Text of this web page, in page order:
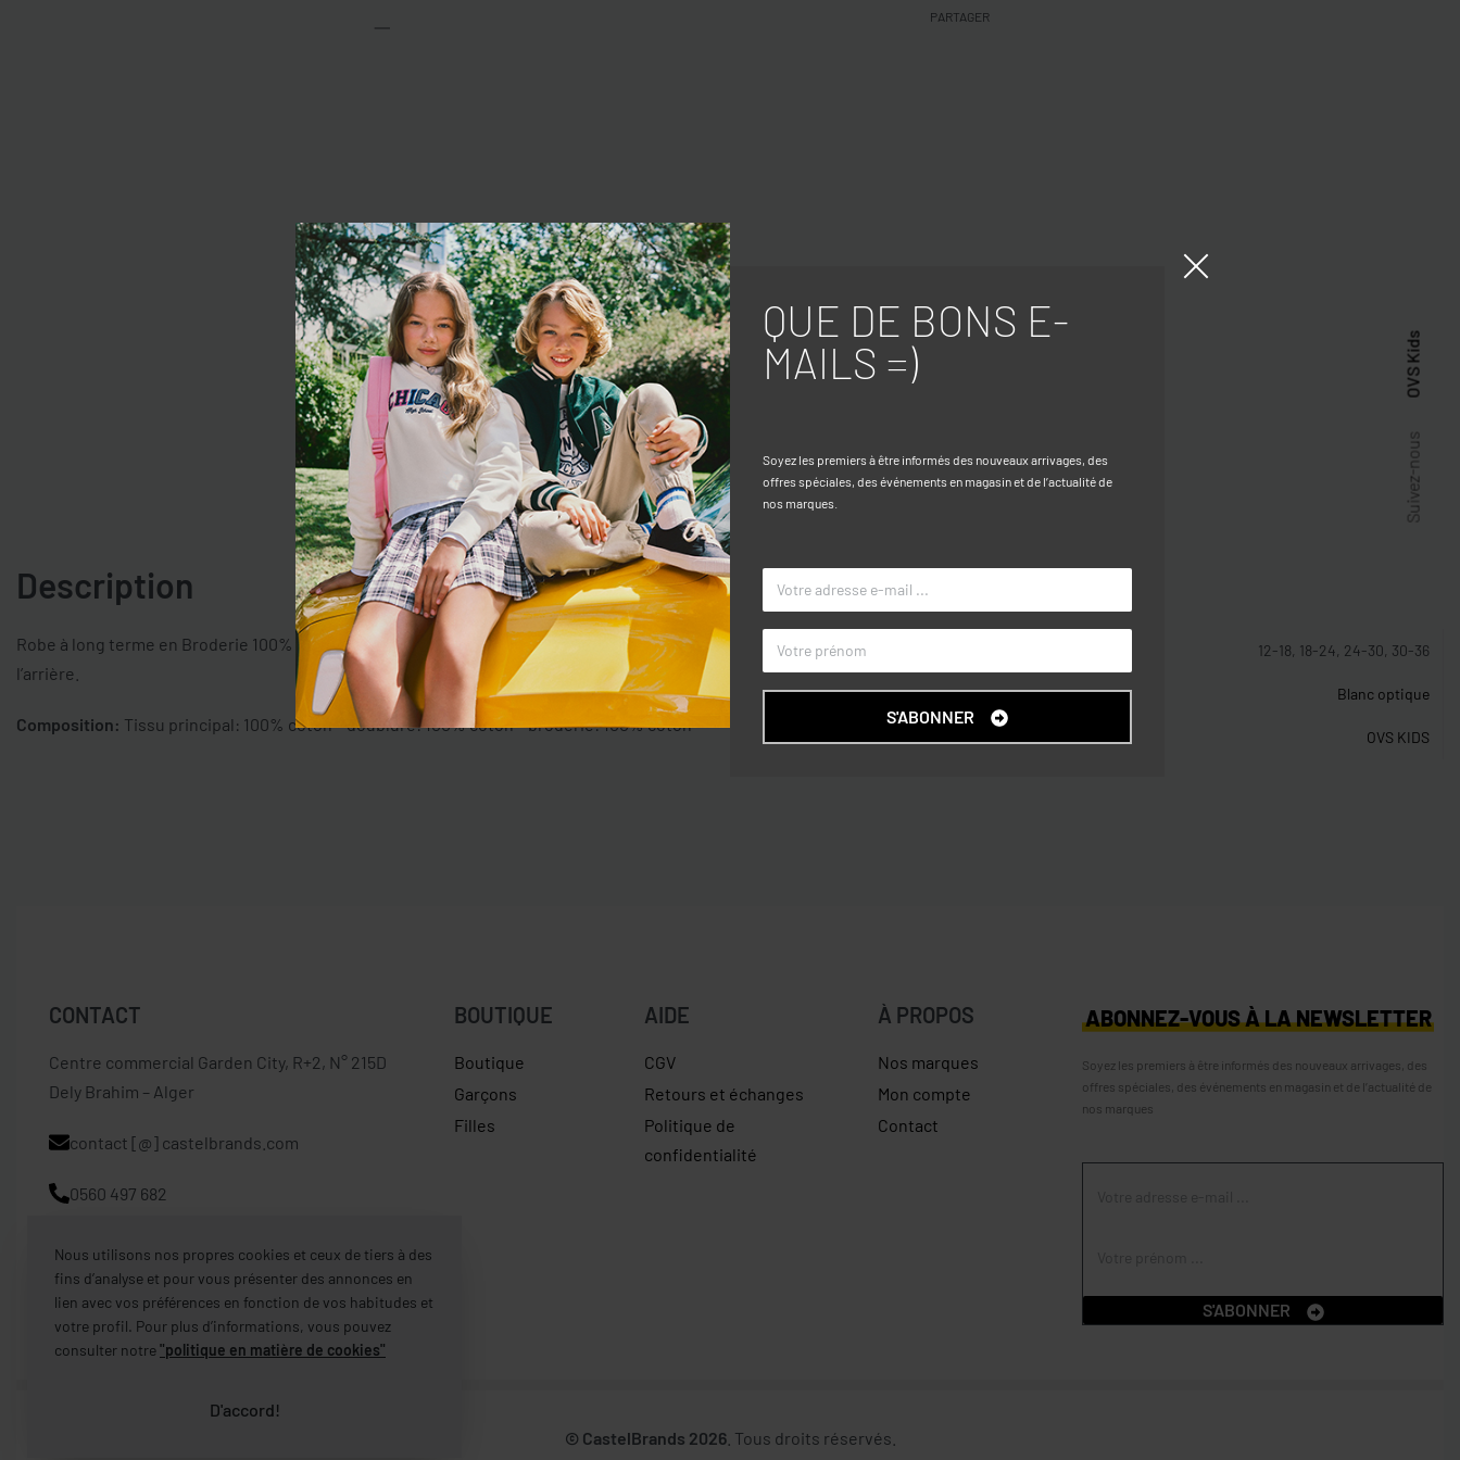
PARTAGER
Description
Robe à long terme en Broderie 100% coton anglaise. Nou rond. Manches plafonnées. Fixation à zip à
l’arrière.
Composition: Tissu principal: 100% coton – doublure: 100% coton – broderie: 100% coton
Caractéristiques
TAILLE 12-18, 18-24, 24-30, 30-36
COULEUR Blanc optique
OVS KIDS
CONTACT
Centre commercial Garden City, R+2, N° 215D
Dely Brahim – Alger
contact [@] castelbrands.com
0560 497 682
BOUTIQUE
Boutique
Garçons
Filles
AIDE
CGV
Retours et échanges
Politique de
confidentialité
À PROPOS
Nos marques
Mon compte
Contact
ABONNEZ-VOUS À LA NEWSLETTER
Soyez les premiers à être informés des nouveaux arrivages, des
offres spéciales, des événements en magasin et de l’actualité de
nos marques
S'ABONNER
© CastelBrands 2026. Tous droits réservés.
Suivez-nous
OVS Kids
Nous utilisons nos propres cookies et ceux de tiers à des
fins d’analyse et pour vous présenter des annonces en
lien avec vos préférences en fonction de vos habitudes et
votre profil. Pour plus d’informations, vous pouvez
consulter notre"politique en matière de cookies"
D'accord!
QUE DE BONS E-
MAILS =)
Soyez les premiers à être informés des nouveaux arrivages, des
offres spéciales, des événements en magasin et de l’actualité de
nos marques.
S'ABONNER